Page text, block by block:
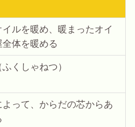
イルを暖め、暖まったオイ
全体を暖める
くしゃねつ）
よって、からだの芯からあ